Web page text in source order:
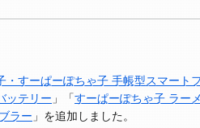
・すーぱーぽちゃ子 手帳型スマート
ッテリー 」「すーぱーぽちゃ子 ラー
ラー 」を追加しました。